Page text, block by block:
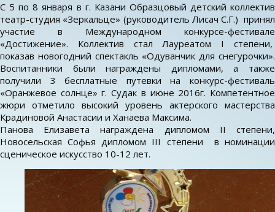
С 5 по 8 января в г. Казани Образцовый детский коллектив
театр-студия «Зеркальце» (руководитель Лисач С.Г.) принял
участие в Международном конкурсе-фестивале
«Достижение». Коллектив стал Лауреатом I степени,
показав новогодний спектакль «Одуванчик для снегурочки».
Воспитанники были награждены дипломами, а также
получили 3 бесплатные путевки на конкурс-фестиваль
«Оранжевое солнце» г. Судак в июне 2016г. Компетентное
жюри отметило высокий уровень актерского мастерства
Крадиновой Анастасии и Ханаева Максима.
Панова Елизавета награждена дипломом II степени,
Новосельская Софья дипломом III степени в номинации
сценическое искусство 10-12 лет.